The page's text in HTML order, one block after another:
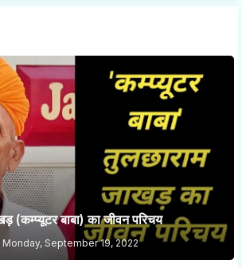
(कम्प्यूटर बाबा) का जीवन परिचय
Monday, September 19, 2022